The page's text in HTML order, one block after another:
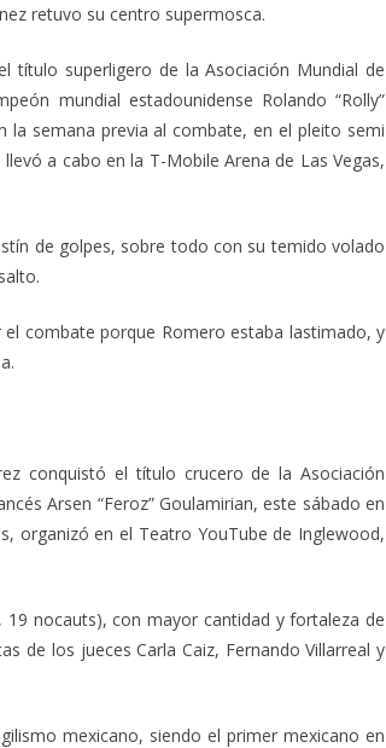
retuvo su centro supermosca.
título superligero de la Asociación Mundial de
mundial estadounidense Rolando “Rolly”
semana previa al combate, en el pleito semi
a cabo en la T-Mobile Arena de Las Vegas,
de golpes, sobre todo con su temido volado
combate porque Romero estaba lastimado, y
conquistó el título crucero de la Asociación
Arsen “Feroz” Goulamirian, este sábado en
organizó en el Teatro YouTube de Inglewood,
nocauts), con mayor cantidad y fortaleza de
de los jueces Carla Caiz, Fernando Villarreal y
mexicano, siendo el primer mexicano en